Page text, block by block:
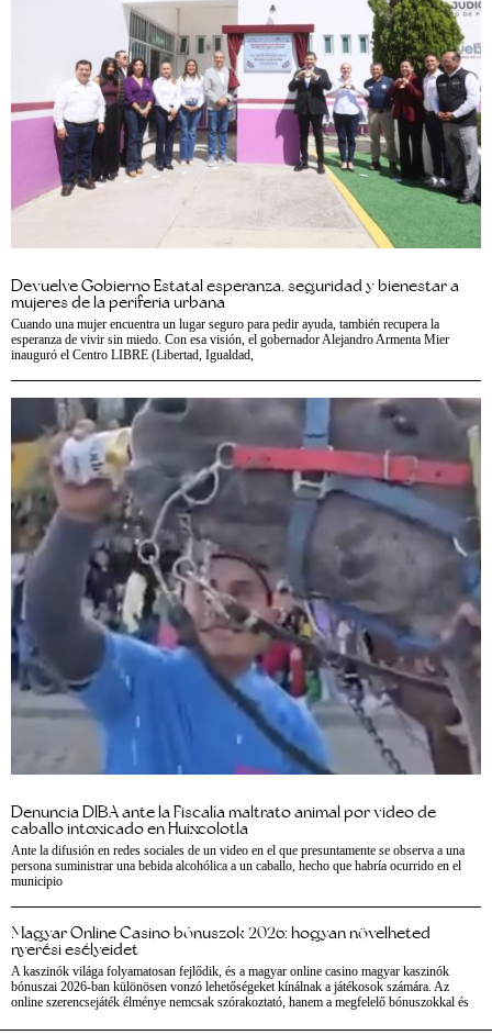
Devuelve Gobierno Estatal esperanza, seguridad y bienestar a
mujeres de la periferia urbana
Cuando una mujer encuentra un lugar seguro para pedir ayuda, también recupera la
esperanza de vivir sin miedo. Con esa visión, el gobernador Alejandro Armenta Mier
inauguró el Centro LIBRE (Libertad, Igualdad,
Denuncia DIBA ante la Fiscalía maltrato animal por video de
caballo intoxicado en Huixcolotla
Ante la difusión en redes sociales de un video en el que presuntamente se observa a una
persona suministrar una bebida alcohólica a un caballo, hecho que habría ocurrido en el
municipio
Magyar Online Casino bónuszok 2026: hogyan növelheted
nyerési esélyeidet
A kaszinók világa folyamatosan fejlődik, és a magyar online casino magyar kaszinók
bónuszai 2026-ban különösen vonzó lehetőségeket kínálnak a játékosok számára. Az
online szerencsejáték élménye nemcsak szórakoztató, hanem a megfelelő bónuszokkal és